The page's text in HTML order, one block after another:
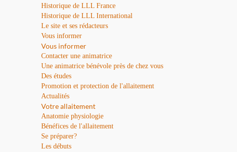
Historique de LLL France
Historique de LLL International
Le site et ses rédacteurs
Vous informer
Vous informer
Contacter une animatrice
Une animatrice bénévole près de chez vous
Des études
Promotion et protection de l'allaitement
Actualités
Votre allaitement
Anatomie physiologie
Bénéfices de l'allaitement
Se préparer?
Les débuts